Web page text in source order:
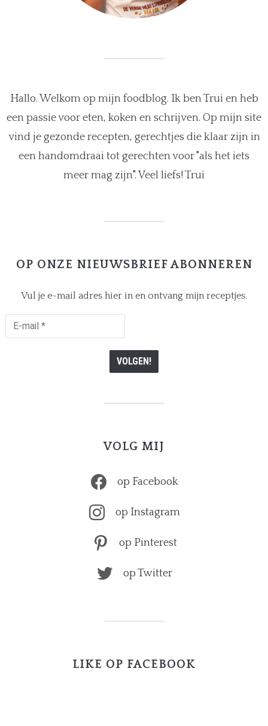
Hallo. Welkom op mijn foodblog. Ik ben Trui en heb
een passie voor eten, koken en schrijven. Op mijn site
vind je gezonde recepten, gerechtjes die klaar zijn in
een handomdraai tot gerechten voor "als het iets
meer mag zijn". Veel liefs! Trui
OP ONZE NIEUWSBRIEF ABONNEREN
Vul je e-mail adres hier in en ontvang mijn receptjes.
E-
VOLG MIJ
op Facebook
op Instagram
op Pinterest
op Twitter
LIKE OP FACEBOOK